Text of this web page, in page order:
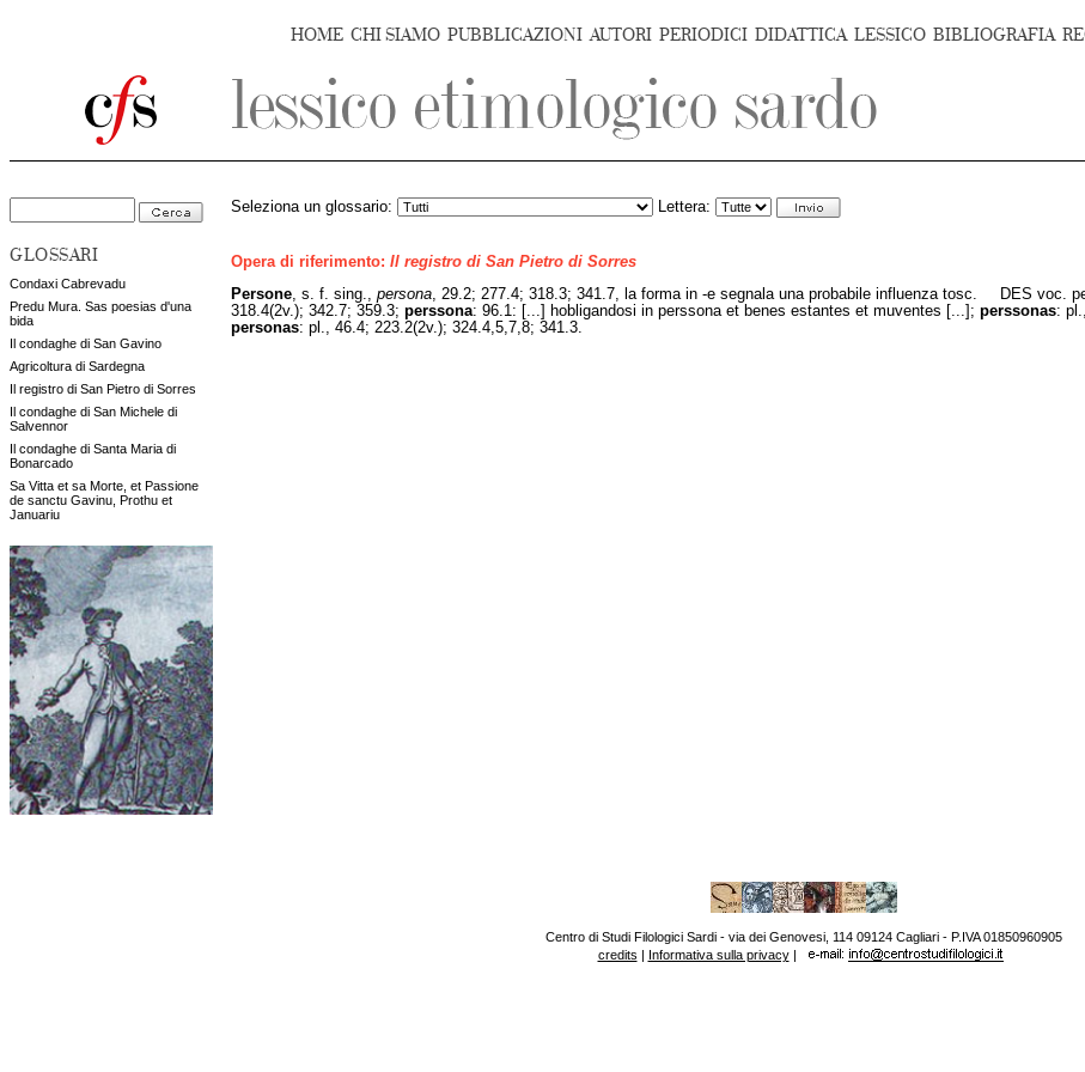
HOME CHI SIAMO PUBBLICAZIONI AUTORI PERIODICI DIDATTICA LESSICO BIBLIOGRAFIA
GLOSSARI
Condaxi Cabrevadu
Predu Mura. Sas poesias d'una
bida
Il condaghe di San Gavino
Agricoltura di Sardegna
Il registro di San Pietro di Sorres
Il condaghe di San Michele di
Salvennor
Il condaghe di Santa Maria di
Bonarcado
Sa Vitta et sa Morte, et Passione
de sanctu Gavinu, Prothu et
Januariu
Seleziona un glossario: Lettera:
Opera di riferimento: Il registro di San Pietro di Sorres
Persone , s. f. sing., persona , 29.2; 277.4; 318.3; 341.7, la forma in -e segnala una probabile influenza tosc. DES voc.
318.4(2v.); 342.7; 359.3; perssona: 96.1: [...] hobligandosi in perssona et benes estantes et muventes [...]; perssonas:
personas: pl., 46.4; 223.2(2v.); 324.4,5,7,8; 341.3.
Centro di Studi Filologici Sardi - via dei Genovesi, 114 09124 Cagliari - P.IVA 01850960905
credits | Informativa sulla privacy|